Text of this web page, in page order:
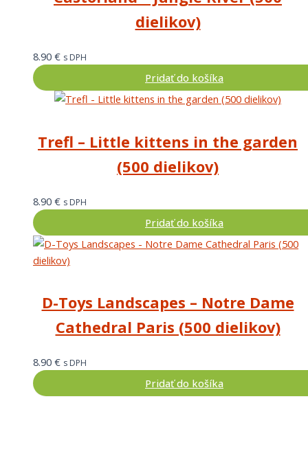
dielikov)
8.90 € s DPH
Pridať do košíka
Trefl – Little kittens in the garden
(500 dielikov)
8.90 € s DPH
Pridať do košíka
D-Toys Landscapes – Notre Dame
Cathedral Paris (500 dielikov)
8.90 € s DPH
Pridať do košíka